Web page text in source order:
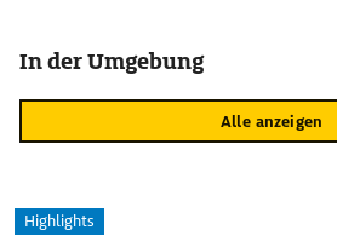
In der Umgebung
Alle anzeigen
Highlights